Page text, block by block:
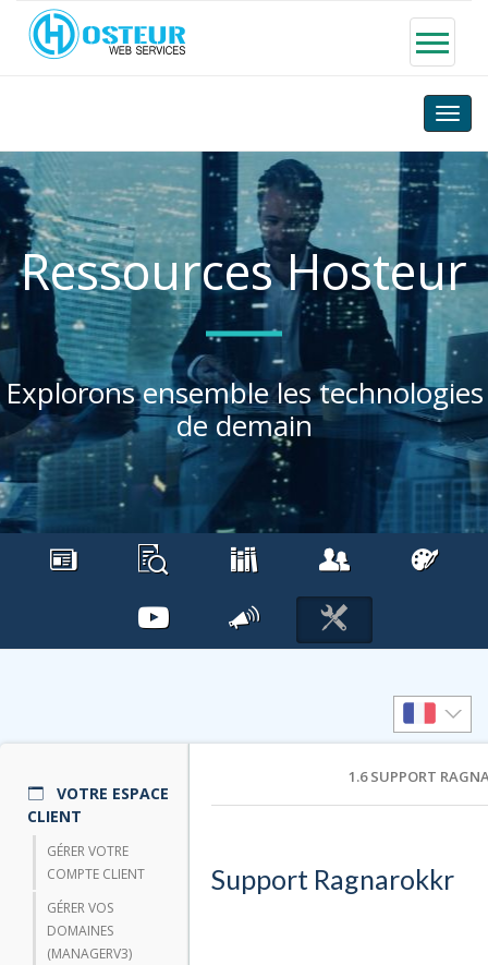
Toggle
Ressources Hosteur
Explorons ensemble les technologies
de demain
VOTRE ESPACE
CLIENT
GÉRER VOTRE
COMPTE CLIENT
GÉRER VOS
DOMAINES
(MANAGERV3)
1.6 SUPPORT
Support Ragnarokkr